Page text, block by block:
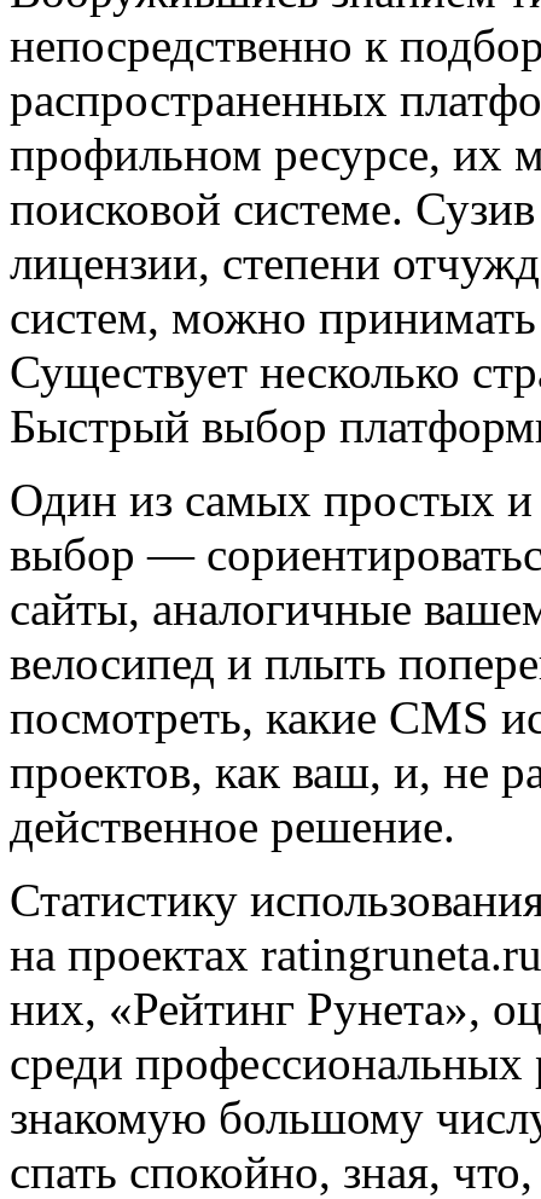
непосредственно к
распространенных
профильном ресурсе, их
поисковой системе.
лицензии, степени
систем, можно
Существует несколько
Быстрый выбор
Один из самых простых и
выбор —
сайты, аналогичные
велосипед и плыть
посмотреть, какие CMS
проектов, как ваш, и, не
действенное решение.
Статистику
на проектах
них, «Рейтинг Рунета»,
среди профессиональных
знакомую большому
спать спокойно, зная,